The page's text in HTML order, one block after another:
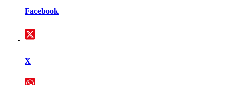
Facebook
X